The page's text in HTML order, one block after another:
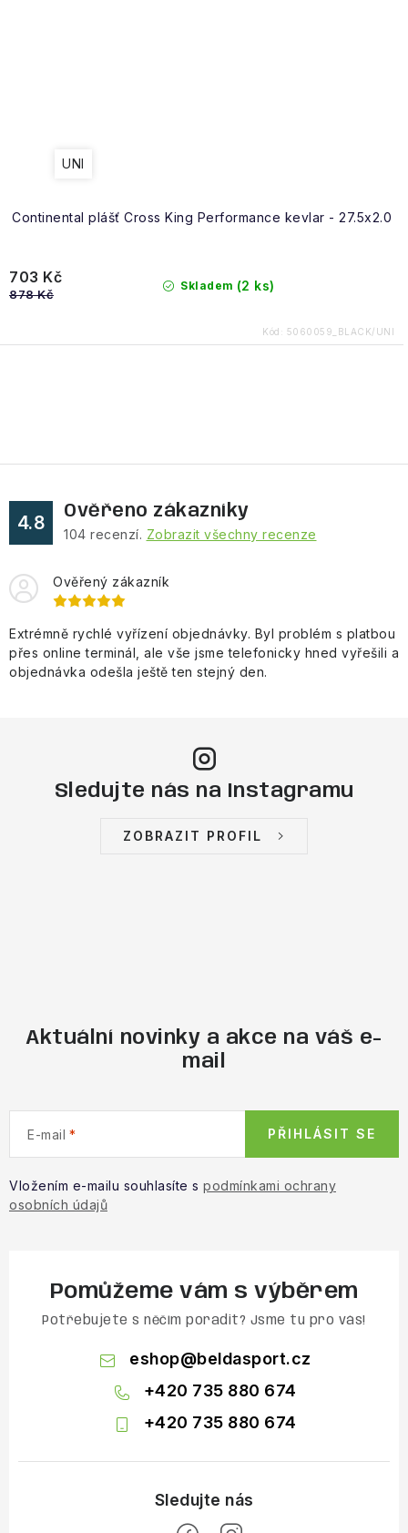
Continental plášť Cross King Performance kevlar - 27.5x2.0
UNI
Skladem (2 ks)
703 Kč
878 Kč
Kód: 5060059_BLACK/UNI
á
a
c
p
v
k
4.8
Ověřeno zákazníky
104 recenzí. Zobrazit všechny recenze
Ověřený zákazník
Extrémně rychlé vyřízení objednávky. Byl problém s platbou
přes online terminál, ale vše jsme telefonicky hned vyřešili a
objednávka odešla ještě ten stejný den.
Sledujte nás na Instagramu
ZOBRAZIT PROFIL
Aktuální novinky a akce na váš e-
mail
E-mail
Vložením e-mailu souhlasíte s podmínkami ochrany
osobních údajů
PŘIHLÁSIT SE
Pomůžeme vám s výběrem
Potřebujete s něčím poradit? Jsme tu pro vás!
eshop@beldasport.cz
+420 735 880 674
+420 735 880 674